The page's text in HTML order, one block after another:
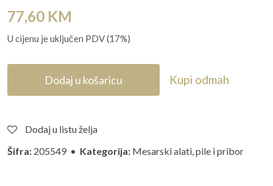
77,60 KM
U cijenu je uključen PDV (17%)
Dodaj u košaricu Kupi odmah
Dodaj u listu želja
Šifra: 205549 • Kategorija: Mesarski alati, pile i pribor